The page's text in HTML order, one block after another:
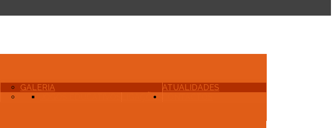
ATUALIDADES
GALERIA
LIGAÇÕES